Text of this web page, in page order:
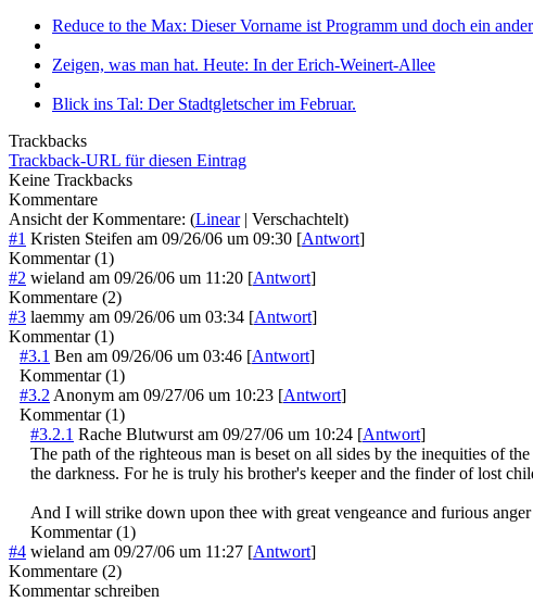
Reduce to the Max: Dieser Vorname ist Programm und doch ein
Zeigen, was man hat. Heute: In der Erich-Weinert-Allee
Blick ins Tal: Der Stadtgletscher im Februar.
Trackbacks
Trackback-URL für diesen Eintrag
Keine Trackbacks
Kommentare
Ansicht der Kommentare: (Linear| Verschachtelt)
#1 Kristen Steifen am 09/26/06 um 09:30 [Antwort]
Kommentar (1)
#2 wieland am 09/26/06 um 11:20 [Antwort]
Kommentare (2)
#3 laemmy am 09/26/06 um 03:34 [Antwort]
Kommentar (1)
#3.1 Ben am 09/26/06 um 03:46 [Antwort]
Kommentar (1)
#3.2 Anonym am 09/27/06 um 10:23 [Antwort]
Kommentar (1)
#3.2.1 Rache Blutwurst am 09/27/06 um 10:24 [Antwort]
The path of the righteous man is beset on all sides by the inequities of
the darkness. For he is truly his brother's keeper and the finder of lost
And I will strike down upon thee with great vengeance and furious
Kommentar (1)
#4 wieland am 09/27/06 um 11:27 [Antwort]
Kommentare (2)
Kommentar schreiben